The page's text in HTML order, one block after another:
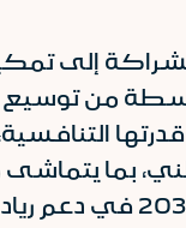
إلى
من
بما
رؤية المملكة 2030 في